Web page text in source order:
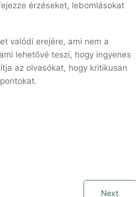
érzéseket, lebomlásokat
valódi erejére, ami nem a
lehetővé teszi, hogy ingyenes
az olvasókat, hogy kritikusan
Next